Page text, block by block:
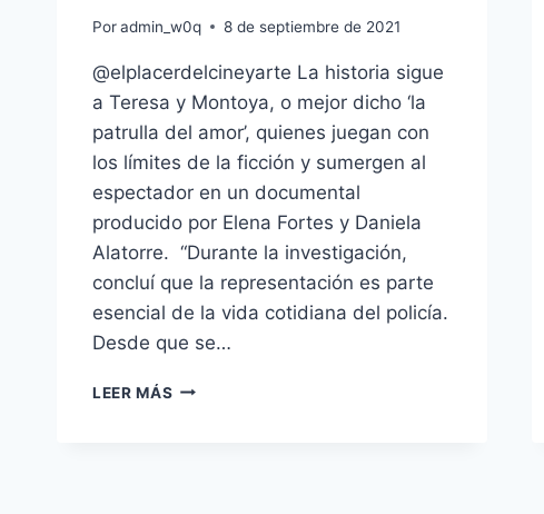
Poradmin_w0q 8 de septiembre de 2021
@elplacerdelcineyarte La historia sigue
a Teresa y Montoya, o mejor dicho ‘la
patrulla del amor’, quienes juegan con
los límites de la ficción y sumergen al
espectador en un documental
producido por Elena Fortes y Daniela
Alatorre. “Durante la investigación,
concluí que la representación es parte
esencial de la vida cotidiana del policía.
Desde que se…
LEER MÁS ¿ME